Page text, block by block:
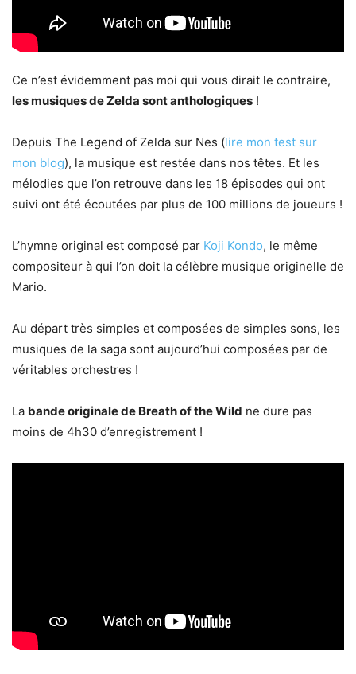
Ce n’est évidemment pas moi qui vous dirait le contraire,
les musiques de Zelda sont anthologiques !
Depuis The Legend of Zelda sur Nes (lire mon test sur
mon blog), la musique est restée dans nos têtes. Et les
mélodies que l’on retrouve dans les 18 épisodes qui ont
suivi ont été écoutées par plus de 100 millions de joueurs !
L’hymne original est composé par Koji Kondo, le même
compositeur à qui l’on doit la célèbre musique originelle de
Mario.
Au départ très simples et composées de simples sons, les
musiques de la saga sont aujourd’hui composées par de
véritables orchestres !
La bande originale de Breath of the Wild ne dure pas
moins de 4h30 d’enregistrement !